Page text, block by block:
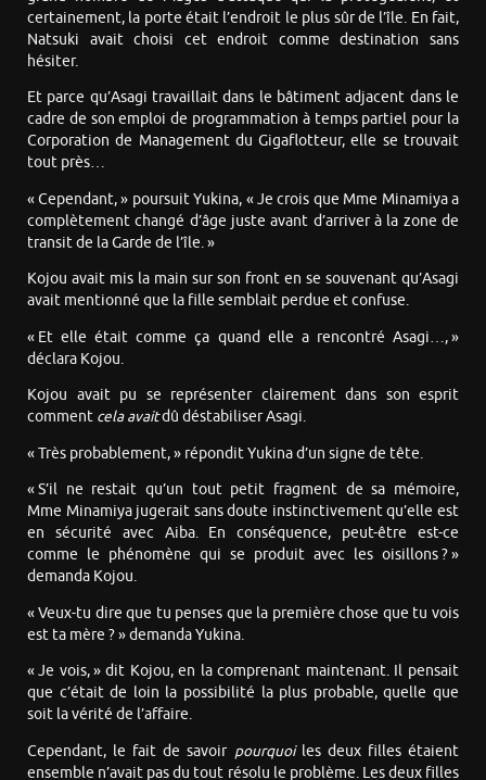
certainement, la porte était l’endroit le plus sûr de l’île. En fait,
Natsuki avait choisi cet endroit comme destination sans
hésiter.
Et parce qu’Asagi travaillait dans le bâtiment adjacent dans le
cadre de son emploi de programmation à temps partiel pour la
Corporation de Management du Gigaflotteur, elle se trouvait
tout près…
« Cependant, » poursuit Yukina, « Je crois que Mme Minamiya a
complètement changé d’âge juste avant d’arriver à la zone de
transit de la Garde de l’île. »
Kojou avait mis la main sur son front en se souvenant qu’Asagi
avait mentionné que la fille semblait perdue et confuse.
« Et elle était comme ça quand elle a rencontré Asagi…, »
déclara Kojou.
Kojou avait pu se représenter clairement dans son esprit
comment cela avaitdû déstabiliser Asagi.
« Très probablement, » répondit Yukina d’un signe de tête.
« S’il ne restait qu’un tout petit fragment de sa mémoire,
Mme Minamiya jugerait sans doute instinctivement qu’elle est
en sécurité avec Aiba. En conséquence, peut-être est-ce
comme le phénomène qui se produit avec les oisillons ? »
demanda Kojou.
« Veux-tu dire que tu penses que la première chose que tu vois
est ta mère ? » demanda Yukina.
« Je vois, » dit Kojou, en la comprenant maintenant. Il pensait
que c’était de loin la possibilité la plus probable, quelle que
soit la vérité de l’affaire.
Cependant, le fait de savoir pourquoi les deux filles étaient
ensemble n’avait pas du tout résolu le problème. Les deux filles